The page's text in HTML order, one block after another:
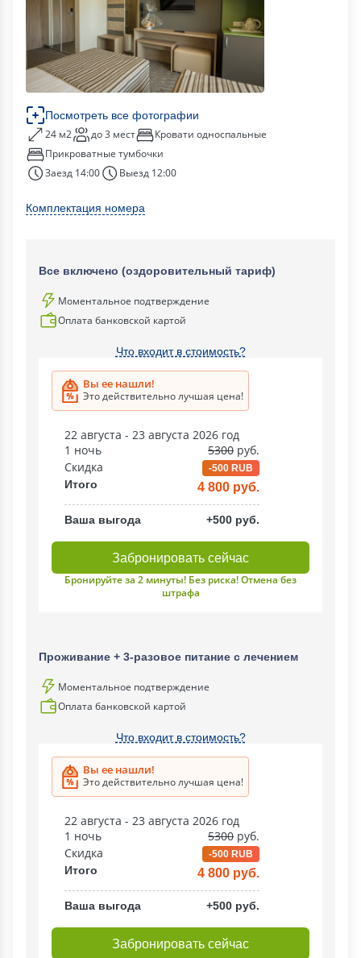
Посмотреть все фотографии
24 м2 до 3 мест
Кровати односпальные
Прикроватные тумбочки
Заезд 14:00
Выезд 12:00
Комплектация номера
Все включено (оздоровительный тариф)
Моментальное подтверждение
Оплата банковской картой
Что входит в стоимость?
Вы ее нашли!
Это действительно лучшая цена!
22 августа - 23 августа 2026 год
1 ночь
5300 руб.
Скидка
-500 RUB
Итого 4 800 руб.
Ваша выгода +500 руб.
Забронировать сейчас
Бронируйте за 2 минуты! Без риска! Отмена без
штрафа
Проживание + 3-разовое питание с лечением
Моментальное подтверждение
Оплата банковской картой
Что входит в стоимость?
Вы ее нашли!
Это действительно лучшая цена!
22 августа - 23 августа 2026 год
1 ночь
5300 руб.
Скидка
-500 RUB
Итого 4 800 руб.
Ваша выгода +500 руб.
Забронировать сейчас